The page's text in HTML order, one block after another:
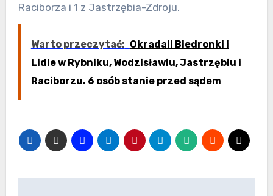
Raciborza i 1 z Jastrzębia-Zdroju.
Warto przeczytać: Okradali Biedronki i
Lidle w Rybniku, Wodzisławiu, Jastrzębiu i
Raciborzu. 6 osób stanie przed sądem